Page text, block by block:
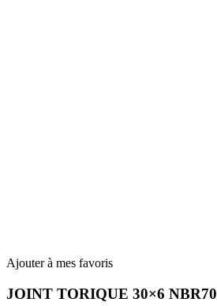
Ajouter à mes favoris
JOINT TORIQUE 30×6 NBR70